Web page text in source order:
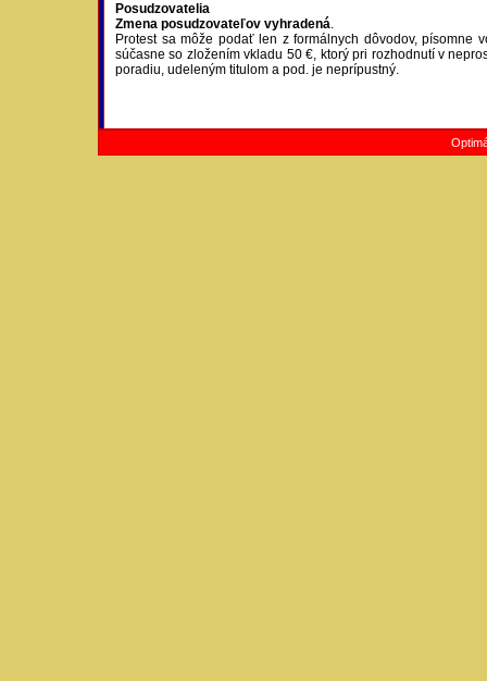
Posudzovatelia
Zmena posudzovateľov vyhradená.
Protest sa môže podať len z formálnych dôvodov, písomne
súčasne so zložením vkladu 50 €, ktorý pri rozhodnutí v
poradiu, udeleným titulom a pod. je neprípustný.